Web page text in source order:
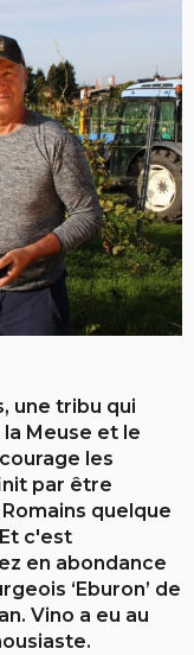
une tribu qui
Meuse et le
les
par être
quelque
c'est
en abondance
‘Eburon’ de
Vino a eu au